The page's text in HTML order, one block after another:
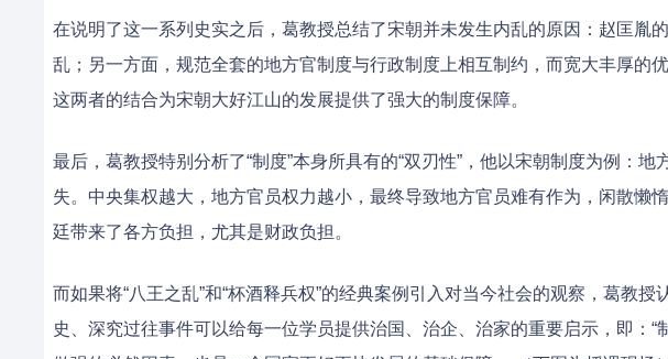
在说明了这一系列史实之后，葛教授总结了宋朝并未发生内乱的原因：赵匡胤
乱；另一方面，规范全套的地方官制度与行政制度上相互制约，而宽大丰厚的
这两者的结合为宋朝大好江山的发展提供了强大的制度保障。
最后，葛教授特别分析了“制度”本身所具有的“双刃性”，他以宋朝制度为例：
失。中央集权越大，地方官员权力越小，最终导致地方官员难有作为，闲散懒
廷带来了各方负担，尤其是财政负担。
而如果将“八王之乱”和“杯酒释兵权”的经典案例引入对当今社会的观察，葛教
史、深究过往事件可以给每一位学员提供治国、治企、治家的重要启示，即：